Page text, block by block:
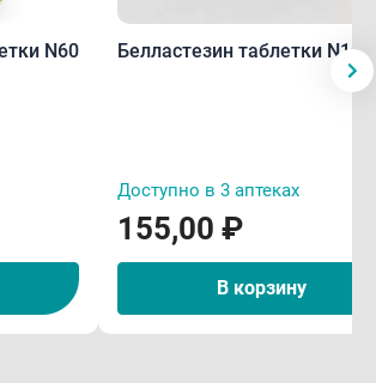
N60
Белластезин таблетки N10
Доступно в 3 аптеках
155,00 ₽
В корзину